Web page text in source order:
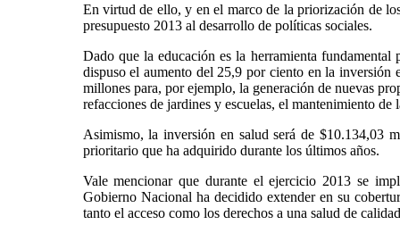
En virtud de ello, y en el marco de la priorización de
presupuesto 2013 al desarrollo de políticas sociales.
Dado que la educación es la herramienta
dispuso el aumento del 25,9 por ciento en la inversión
millones para, por ejemplo, la generación de nuevas
refacciones de jardines y escuelas, el mantenimiento
Asimismo, la inversión en salud será de $10.134,03
prioritario que ha adquirido durante los últimos años.
Vale mencionar que durante el ejercicio 2013 se
Gobierno Nacional ha decidido extender en su
tanto el acceso como los derechos a una salud de